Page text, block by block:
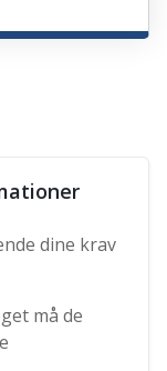
dine krav
må de